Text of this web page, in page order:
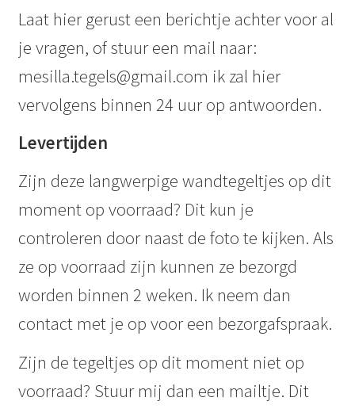
Laat hier gerust een berichtje achter voor al
je vragen, of stuur een mail naar:
mesilla.tegels@gmail.com ik zal hier
vervolgens binnen 24 uur op antwoorden.
Levertijden
Zijn deze langwerpige wandtegeltjes op dit
moment op voorraad? Dit kun je
controleren door naast de foto te kijken. Als
ze op voorraad zijn kunnen ze bezorgd
worden binnen 2 weken. Ik neem dan
contact met je op voor een bezorgafspraak.
Zijn de tegeltjes op dit moment niet op
voorraad? Stuur mij dan een mailtje. Dit